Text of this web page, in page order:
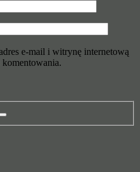
e-mail i witrynę internetową
komentowania.